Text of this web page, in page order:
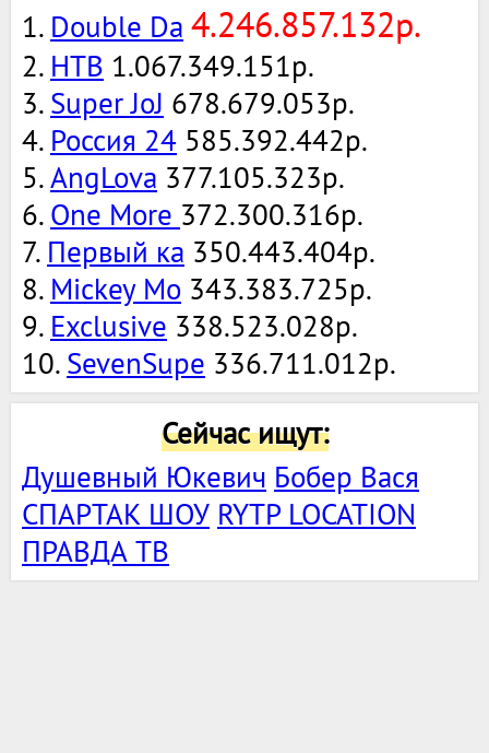
1. Double Da 4.246.857.132р.
2. НТВ 1.067.349.151р.
3. Super JoJ 678.679.053р.
4. Россия 24 585.392.442р.
5.AngLova 377.105.323р.
6. One More 372.300.316р.
7. Первый ка 350.443.404р.
8. Mickey Mo 343.383.725р.
9. Exclusive 338.523.028р.
10. SevenSupe 336.711.012р.
Сейчас ищут:
Душевный Юкевич Бобер Вася
СПАРТАК ШОУ RYTP LOCATION
ПРАВДА ТВ